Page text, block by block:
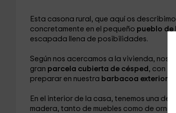
Esta casona rural, que aquí os
concretamente en el pequeño pueblo de
escapada llena de posibilidades.
Según nos acercamos a la vivienda, nos
gran parcela cubierta de césped , con
preparar en nuestra barbacoa exterior.
En el interior de la casa, tenemos una
madera, tanto de muebles como de